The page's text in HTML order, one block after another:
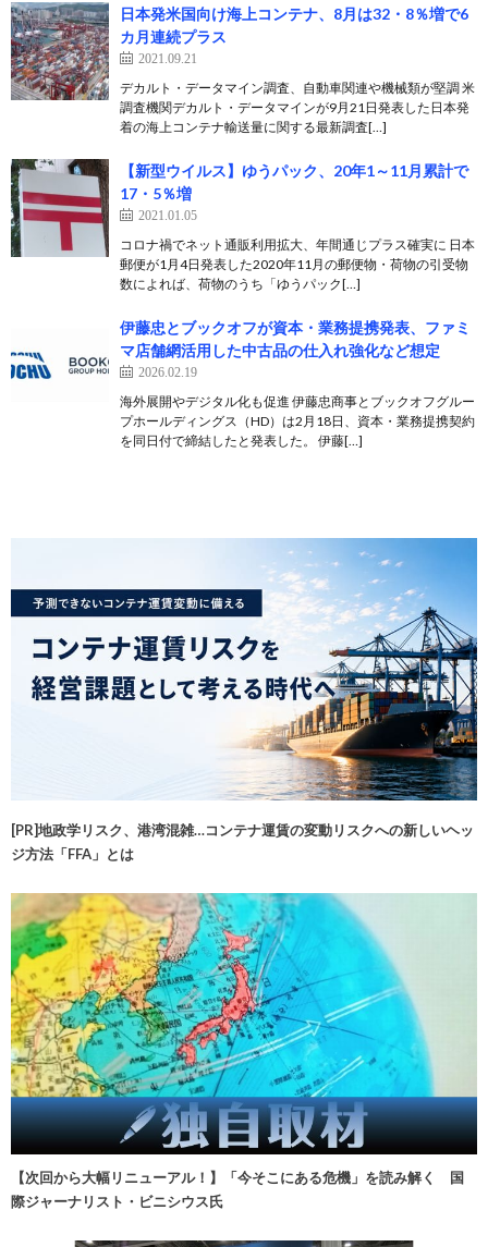
日本発米国向け海上コンテナ、8月は32・8％増で6
カ月連続プラス
2021.09.21
デカルト・データマイン調査、自動車関連や機械類が堅調 米
調査機関デカルト・データマインが9月21日発表した日本発
着の海上コンテナ輸送量に関する最新調査[…]
【新型ウイルス】ゆうパック、20年1～11月累計で
17・5％増
2021.01.05
コロナ禍でネット通販利用拡大、年間通じプラス確実に 日本
郵便が1月4日発表した2020年11月の郵便物・荷物の引受物
数によれば、荷物のうち「ゆうパック[…]
伊藤忠とブックオフが資本・業務提携発表、ファミ
マ店舗網活用した中古品の仕入れ強化など想定
2026.02.19
海外展開やデジタル化も促進 伊藤忠商事とブックオフグルー
プホールディングス（HD）は2月18日、資本・業務提携契約
を同日付で締結したと発表した。 伊藤[…]
[PR]地政学リスク、港湾混雑…コンテナ運賃の変動リスクへの新しいヘッ
ジ方法「FFA」とは
【次回から大幅リニューアル！】「今そこにある危機」を読み解く 国
際ジャーナリスト・ビニシウス氏